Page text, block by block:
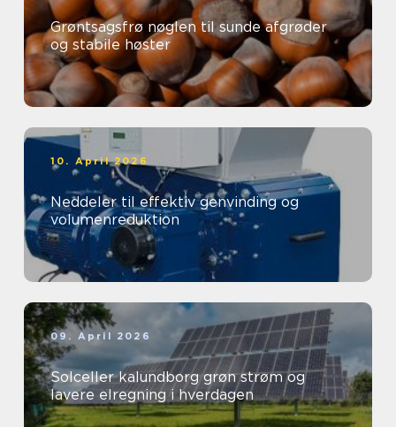
Grøntsagsfrø nøglen til sunde afgrøder
og stabile høster
10. April 2026
Neddeler til effektiv genvinding og
volumenreduktion
09. April 2026
Solceller kalundborg grøn strøm og
lavere elregning i hverdagen